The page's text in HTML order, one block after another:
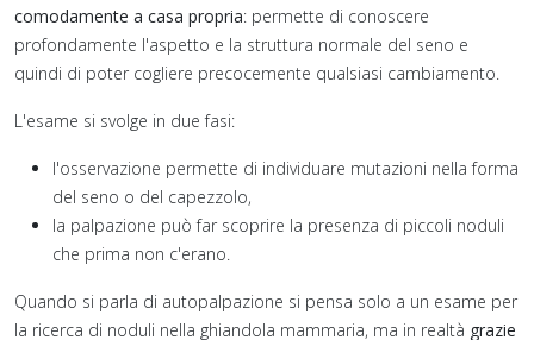
comodamente a casa propria: permette di conoscere
profondamente l'aspetto e la struttura normale del seno e
quindi di poter cogliere precocemente qualsiasi cambiamento.
L'esame si svolge in due fasi:
l'osservazione permette di individuare mutazioni nella forma
del seno o del capezzolo,
la palpazione può far scoprire la presenza di piccoli noduli
che prima non c'erano.
Quando si parla di autopalpazione si pensa solo a un esame per
la ricerca di noduli nella ghiandola mammaria, ma in realtà grazie